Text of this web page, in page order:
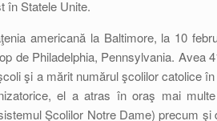
în Statele Unite.
americană la Baltimore, la 10
de Philadelphia, Pennsylvania. Avea
şi a mărit numărul şcolilor catolice
el a atras în oraş mai
Şcolilor Notre Dame) precum